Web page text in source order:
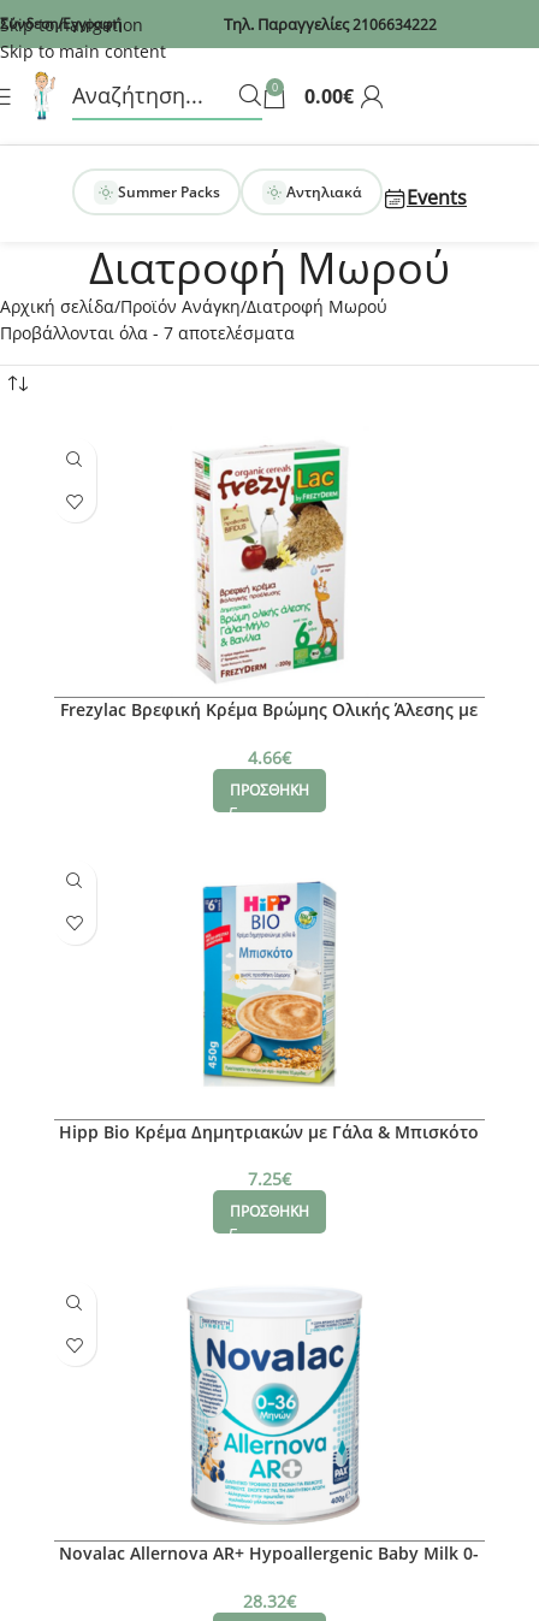
Recaptcha
Skip to navigation
Skip to main content
Σύνδεση/Εγγραφή Τηλ. Παραγγελίες2106634222
0 0.00€
Summer Packs Αντηλιακά Events
Διατροφή Μωρού
Αρχική σελίδα Προϊόν Ανάγκη Διατροφή Μωρού
Προβάλλονται όλα - 7 αποτελέσματα
Frezylac Βρεφική Κρέμα Βρώμης Ολικής Άλεσης με
4.66€
ΠΡΟΣΘΗΚΗ
Hipp Bio Κρέμα Δημητριακών με Γάλα & Μπισκότο
7.25€
ΠΡΟΣΘΗΚΗ
Novalac Allernova AR+ Hypoallergenic Baby Milk 0-
28.32€